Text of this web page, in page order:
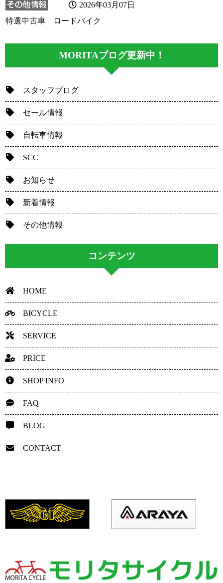
2026年03月07日
特選中古車 ロードバイク
MORITAブログ更新中！
スタッフブログ
セール情報
自転車情報
SCC
お知らせ
新着情報
その他情報
コンテンツ
HOME
BICYCLE
SERVICE
PRICE
SHOP INFO
FAQ
BLOG
CONTACT